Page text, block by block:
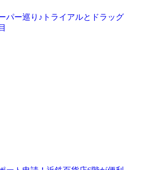
パー巡り♪トライアルとドラッグ